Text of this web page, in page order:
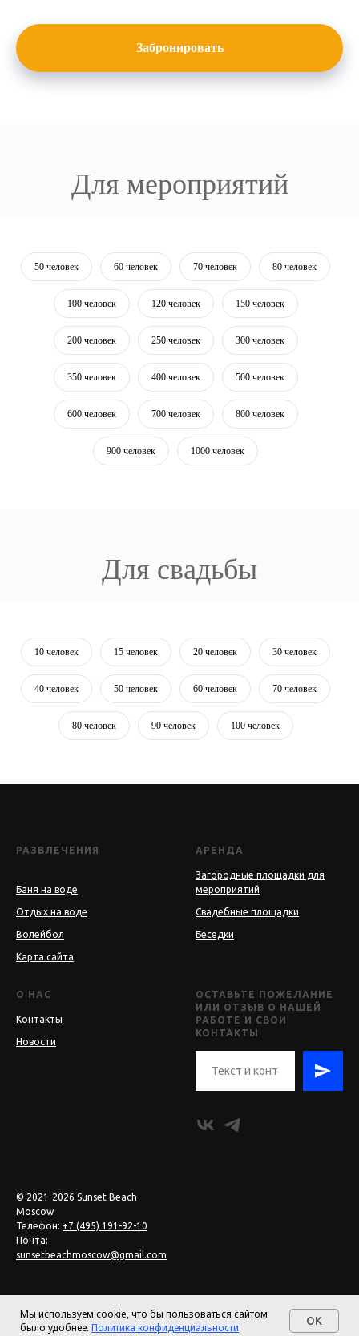
Забронировать
Для мероприятий
50 человек 60 человек 70 человек 80 человек
100 человек 120 человек 150 человек
200 человек 250 человек 300 человек
350 человек 400 человек 500 человек
600 человек 700 человек 800 человек
900 человек 1000 человек
Для свадьбы
10 человек 15 человек 20 человек 30 человек
40 человек 50 человек 60 человек 70 человек
80 человек 90 человек 100 человек
РАЗВЛЕЧЕНИЯ
Баня на воде
Отдых на воде
Волейбол
Карта сайта
АРЕНДА
Загородные площадки для
мероприятий
Свадебные площадки
Беседки
О НАС
Контакты
Новости
ОСТАВЬТЕ ПОЖЕЛАНИЕ
ИЛИ ОТЗЫВ О НАШЕЙ
РАБОТЕ И СВОИ
КОНТАКТЫ
© 2021-2026 Sunset Beach
Moscow
Телефон: +7 (495) 191-92-10
Почта:
sunsetbeachmoscow@gmail.com
Мы используем cookie, что бы пользоваться сайтом
было удобнее. Политика конфиденциальности
OK